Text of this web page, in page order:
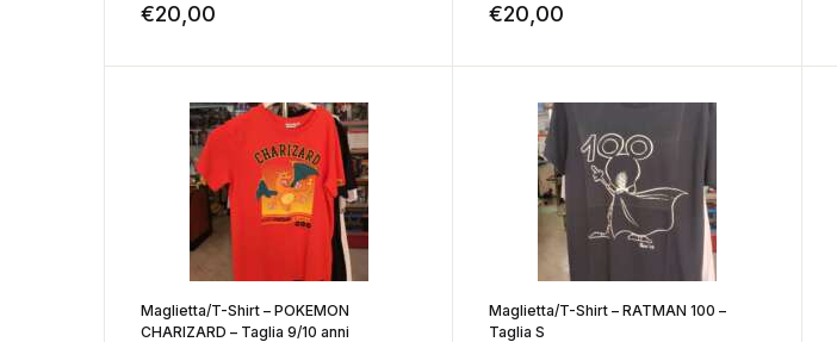
€20,00 €20,00
Maglietta/T-Shirt – POKEMON
CHARIZARD – Taglia 9/10 anni
Maglietta/T-Shirt – RATMAN 100 –
Taglia S